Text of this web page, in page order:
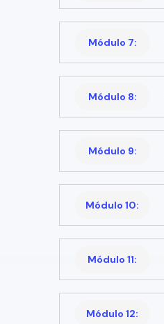
Módulo 7:
Módulo 8:
Módulo 9:
Módulo 10:
Módulo 11:
Módulo 12: